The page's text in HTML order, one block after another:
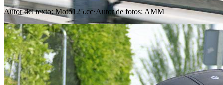
Autor del texto: Moto125.cc·Autor de fotos: AMM